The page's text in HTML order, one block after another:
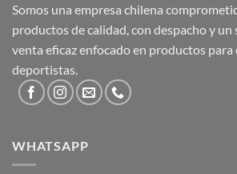
Somos una empresa chilena
productos de calidad, con despacho y
venta eficaz enfocado en productos para
deportistas.
WHATSAPP